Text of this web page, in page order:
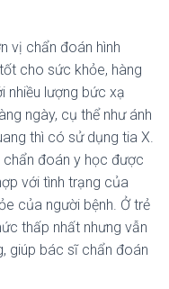
vị chẩn đoán hình
cho sức khỏe, hàng
nhiều lượng bức xạ
ngày, cụ thể như ánh
thì có sử dụng tia X.
chẩn đoán y học được
với tình trạng của
của người bệnh. Ở trẻ
thấp nhất nhưng vẫn
giúp bác sĩ chẩn đoán